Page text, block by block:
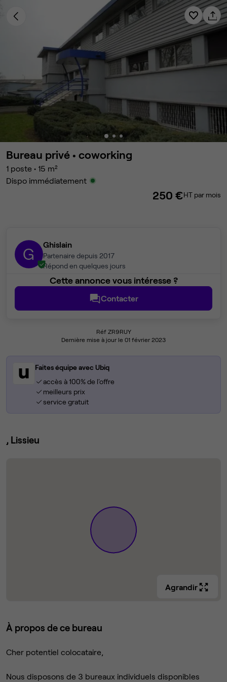
Bureau privé • coworking
1 poste • 15 m²
Dispo immédiatement
250 €HT par mois
G Ghislain
Partenaire depuis 2017
Répond en quelques jours
Cette annonce vous intéresse ?
Contacter
Réf ZR9RUY
Dernière mise à jour le 01 février 2023
Faites équipe avec Ubiq
accès à 100% de l'offre
meilleurs prix
service gratuit
, Lissieu
Agrandir
À propos de ce bureau
Cher potentiel colocataire,
Nous disposons de 3 bureaux individuels disponibles